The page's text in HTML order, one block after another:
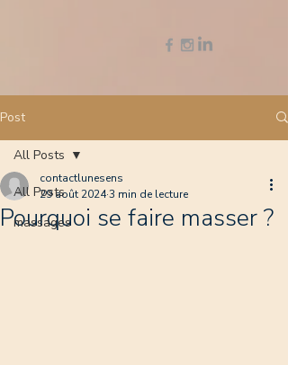
Post
All Posts
massages
All Posts
Pourquoi se faire masser ?
contactlunesens
29 août 20243 min de lecture